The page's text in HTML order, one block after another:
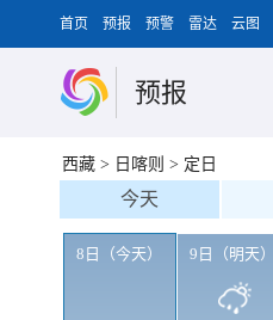
首页 预报 预警 雷达 云图
预报
西藏 > 日喀则 > 定日
今天
8日（今天） 9日（明天）